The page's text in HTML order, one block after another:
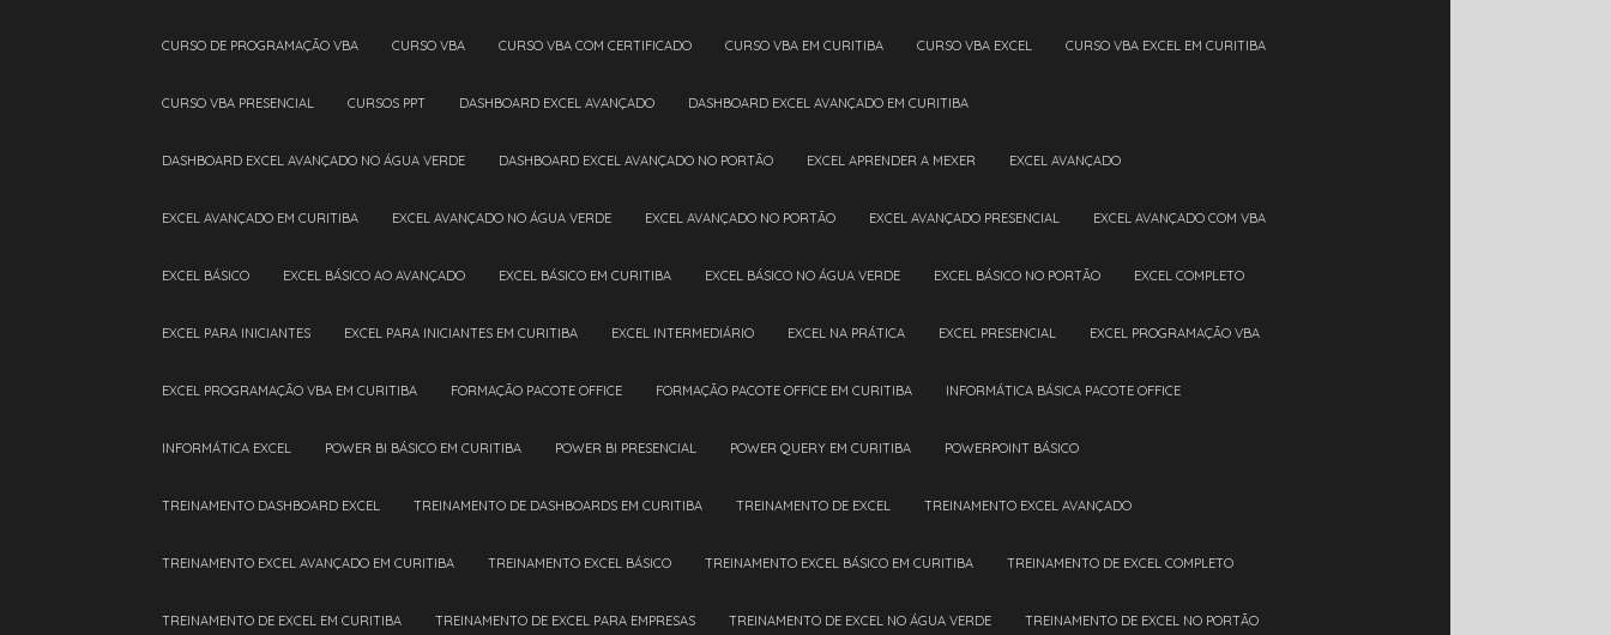
CURSO DE PROGRAMAÇÃO VBA CURSO VBA CURSO VBA COM CERTIFICADO CURSO VBA EM CURITIBA CURSO VBA EXCEL CURSO VBA EXCEL EM CURITIBA
CURSO VBA PRESENCIAL CURSOS PPT DASHBOARD EXCEL AVANÇADO DASHBOARD EXCEL AVANÇADO EM CURITIBA
DASHBOARD EXCEL AVANÇADO NO ÁGUA VERDE DASHBOARD EXCEL AVANÇADO NO PORTÃO EXCEL APRENDER A MEXER EXCEL AVANÇADO
EXCEL AVANÇADO EM CURITIBA EXCEL AVANÇADO NO ÁGUA VERDE EXCEL AVANÇADO NO PORTÃO EXCEL AVANÇADO PRESENCIAL EXCEL AVANÇADO COM VBA
EXCEL BÁSICO EXCEL BÁSICO AO AVANÇADO EXCEL BÁSICO EM CURITIBA EXCEL BÁSICO NO ÁGUA VERDE EXCEL BÁSICO NO PORTÃO EXCEL COMPLETO
EXCEL PARA INICIANTES EXCEL PARA INICIANTES EM CURITIBA EXCEL INTERMEDIÁRIO EXCEL NA PRÁTICA EXCEL PRESENCIAL EXCEL PROGRAMAÇÃO VBA
EXCEL PROGRAMAÇÃO VBA EM CURITIBA FORMAÇÃO PACOTE OFFICE FORMAÇÃO PACOTE OFFICE EM CURITIBA INFORMÁTICA BÁSICA PACOTE OFFICE
INFORMÁTICA EXCEL POWER BI BÁSICO EM CURITIBA POWER BI PRESENCIAL POWER QUERY EM CURITIBA POWERPOINT BÁSICO
TREINAMENTO DASHBOARD EXCEL TREINAMENTO DE DASHBOARDS EM CURITIBA TREINAMENTO DE EXCEL TREINAMENTO EXCEL AVANÇADO
TREINAMENTO EXCEL AVANÇADO EM CURITIBA TREINAMENTO EXCEL BÁSICO TREINAMENTO EXCEL BÁSICO EM CURITIBA TREINAMENTO DE EXCEL COMPLETO
TREINAMENTO DE EXCEL EM CURITIBA TREINAMENTO DE EXCEL PARA EMPRESAS TREINAMENTO DE EXCEL NO ÁGUA VERDE TREINAMENTO DE EXCEL NO PORTÃO